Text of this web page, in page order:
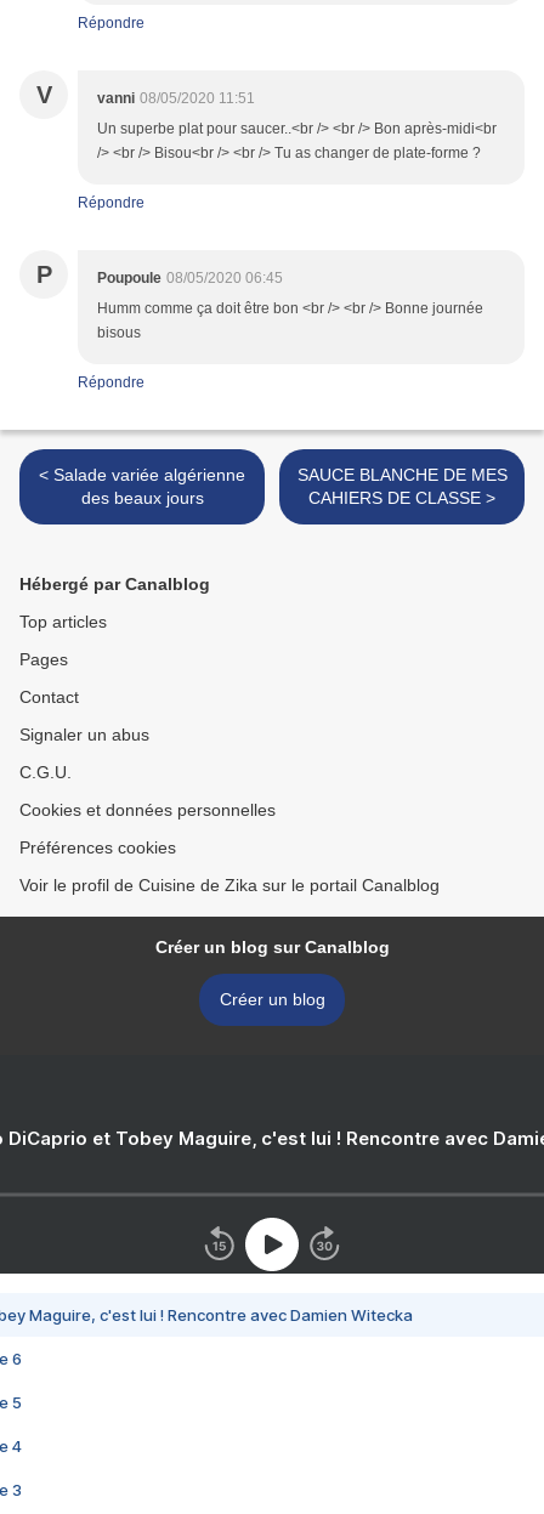
Répondre
V vanni 08/05/2020 11:51
Un superbe plat pour saucer..<br /> <br /> Bon après-midi<br
/> <br /> Bisou<br /> <br /> Tu as changer de plate-forme ?
Répondre
P Poupoule 08/05/2020 06:45
Humm comme ça doit être bon <br /> <br /> Bonne journée
bisous
Répondre
< Salade variée algérienne
des beaux jours
SAUCE BLANCHE DE MES
CAHIERS DE CLASSE >
Hébergé par Canalblog
Top articles
Pages
Contact
Signaler un abus
C.G.U.
Cookies et données personnelles
Préférences cookies
Voir le profil de Cuisine de Zika sur le portail Canalblog
Créer un blog sur Canalblog
Créer un blog
DiCaprio et Tobey Maguire, c'est lui ! Rencontre avec
Maguire, c'est lui ! Rencontre avec Damien Witecka
6
5
4
3